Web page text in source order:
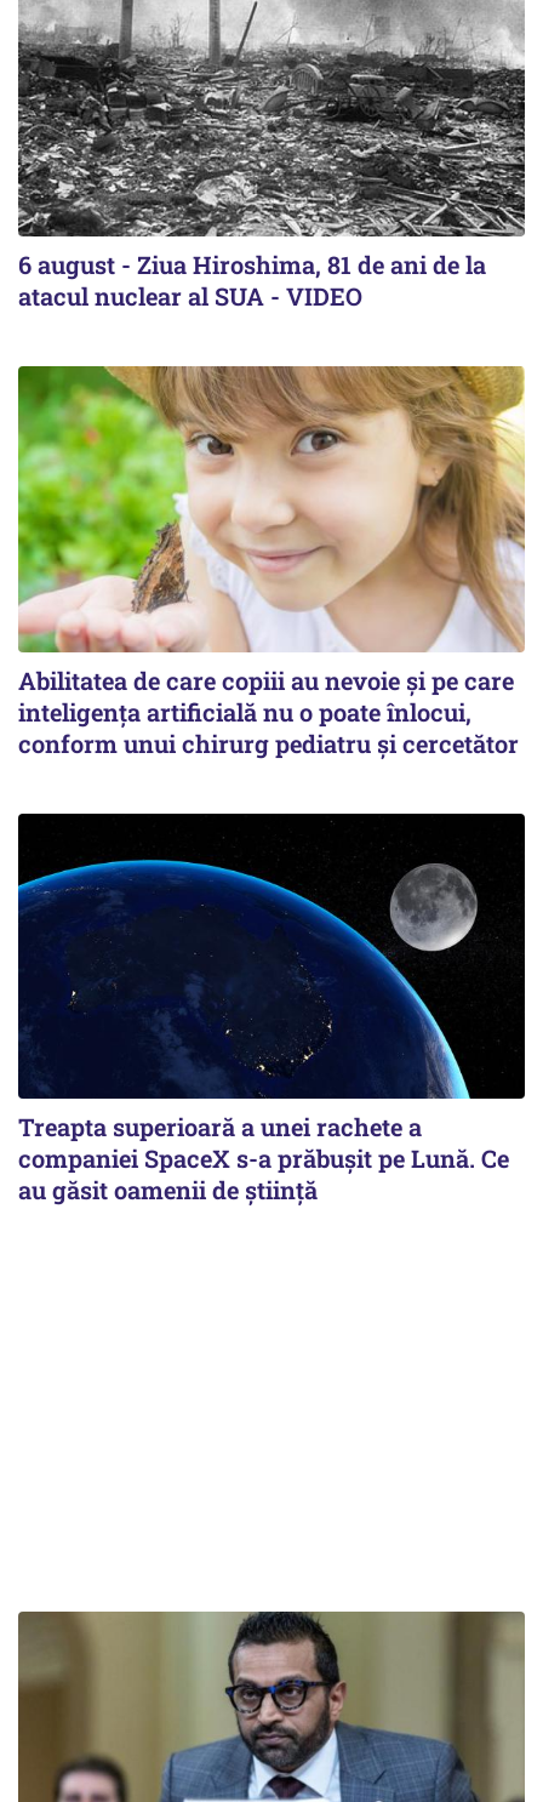
6 august - Ziua Hiroshima, 81 de ani de la
atacul nuclear al SUA - VIDEO
Abilitatea de care copiii au nevoie și pe care
inteligența artificială nu o poate înlocui,
conform unui chirurg pediatru și cercetător
Treapta superioară a unei rachete a
companiei SpaceX s-a prăbușit pe Lună. Ce
au găsit oamenii de știință